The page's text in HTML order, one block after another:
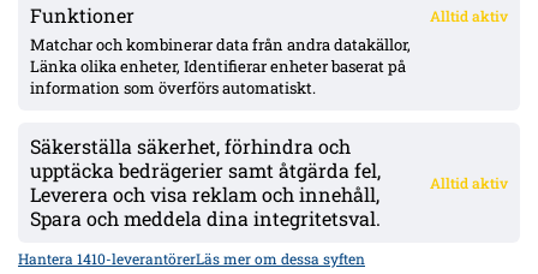
Funktioner Alltid aktiv
Matchar och kombinerar data från andra datakällor,
Länka olika enheter, Identifierar enheter baserat på
information som överförs automatiskt.
Säkerställa säkerhet, förhindra och
upptäcka bedrägerier samt åtgärda fel,
Leverera och visa reklam och innehåll,
Spara och meddela dina integritetsval.
Alltid aktiv
Hantera 1410-leverantörerLäs mer om dessa syften
ÖVERSIKT
Nyheter & Reportage
Spelarbetyg
KONTAKT
kontakt@bollsvenskan.se
redaktionen@bollsvenskan.se
jobb@bollsvenskan.se